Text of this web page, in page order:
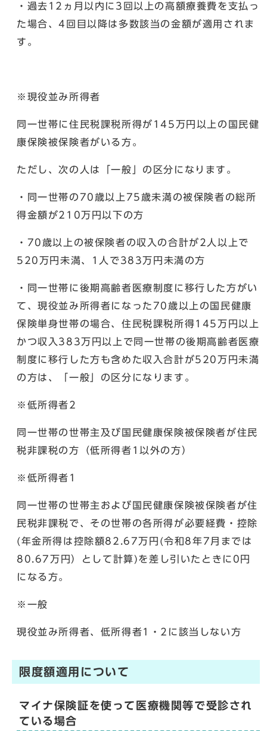
・過去12ヵ月以内に3回以上の高額療養費を支払っ
た場合、4回目以降は多数該当の金額が適用されま
す。
※現役並み所得者
同一世帯に住民税課税所得が145万円以上の国民健
康保険被保険者がいる方。
ただし、次の人は「一般」の区分になります。
・同一世帯の70歳以上75歳未満の被保険者の総所
得金額が210万円以下の方
・70歳以上の被保険者の収入の合計が2人以上で
520万円未満、1人で383万円未満の方
・同一世帯に後期高齢者医療制度に移行した方がい
て、現役並み所得者になった70歳以上の国民健康
保険単身世帯の場合、住民税課税所得145万円以上
かつ収入383万円以上で同一世帯の後期高齢者医療
制度に移行した方も含めた収入合計が520万円未満
の方は、「一般」の区分になります。
※低所得者2
同一世帯の世帯主及び国民健康保険被保険者が住民
税非課税の方（低所得者1以外の方）
※低所得者1
同一世帯の世帯主および国民健康保険被保険者が住
民税非課税で、その世帯の各所得が必要経費・控除
(年金所得は控除額82.67万円(令和8年7月までは
80.67万円）として計算)を差し引いたときに0円
になる方。
※一般
現役並み所得者、低所得者1・2に該当しない方
限度額適用について
マイナ保険証を使って医療機関等で受診され
ている場合